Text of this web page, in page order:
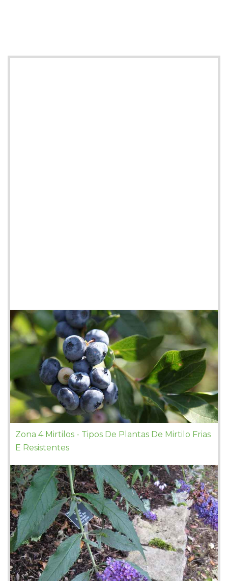
Zona 4 Mirtilos - Tipos De Plantas De Mirtilo Frias
E Resistentes